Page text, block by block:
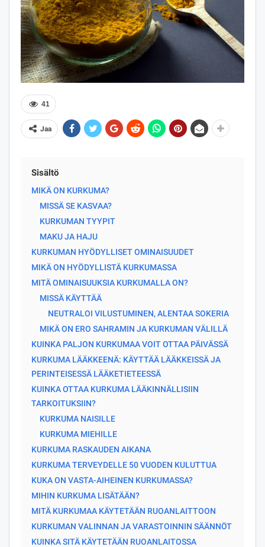
41
Jaa
Sisältö
MIKÄ ON KURKUMA?
MISSÄ SE KASVAA?
KURKUMAN TYYPIT
MAKU JA HAJU
KURKUMAN HYÖDYLLISET OMINAISUUDET
MIKÄ ON HYÖDYLLISTÄ KURKUMASSA
MITÄ OMINAISUUKSIA KURKUMALLA ON?
MISSÄ KÄYTTÄÄ
NEUTRALOI VILUSTUMINEN, ALENTAA SOKERIA
MIKÄ ON ERO SAHRAMIN JA KURKUMAN VÄLILLÄ
KUINKA PALJON KURKUMAA VOIT OTTAA PÄIVÄSSÄ
KURKUMA LÄÄKKEENÄ: KÄYTTÄÄ LÄÄKKEISSÄ JA
PERINTEISESSÄ LÄÄKETIETEESSÄ
KUINKA OTTAA KURKUMA LÄÄKINNÄLLISIIN
TARKOITUKSIIN?
KURKUMA NAISILLE
KURKUMA MIEHILLE
KURKUMA RASKAUDEN AIKANA
KURKUMA TERVEYDELLE 50 VUODEN KULUTTUA
KUKA ON VASTA-AIHEINEN KURKUMASSA?
MIHIN KURKUMA LISÄTÄÄN?
MITÄ KURKUMAA KÄYTETÄÄN RUOANLAITTOON
KURKUMAN VALINNAN JA VARASTOINNIN SÄÄNNÖT
KUINKA SITÄ KÄYTETÄÄN RUOANLAITOSSA